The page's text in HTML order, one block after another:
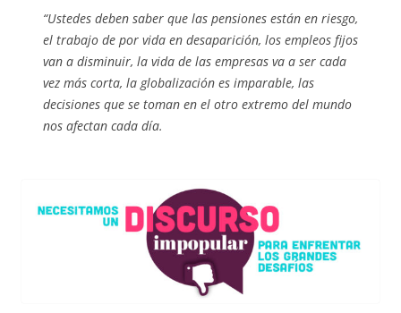
“Ustedes deben saber que las pensiones están en riesgo,
el trabajo de por vida en desaparición, los empleos fijos
van a disminuir, la vida de las empresas va a ser cada
vez más corta, la globalización es imparable, las
decisiones que se toman en el otro extremo del mundo
nos afectan cada día.